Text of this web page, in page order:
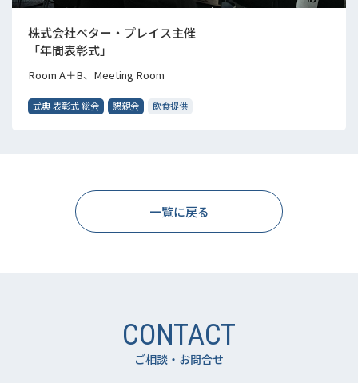
株式会社ベター・プレイス主催
「年間表彰式」
Room A＋B、Meeting Room
式典 表彰式 総会 懇親会 飲食提供
一覧に戻る
CONTACT
ご相談・お問合せ